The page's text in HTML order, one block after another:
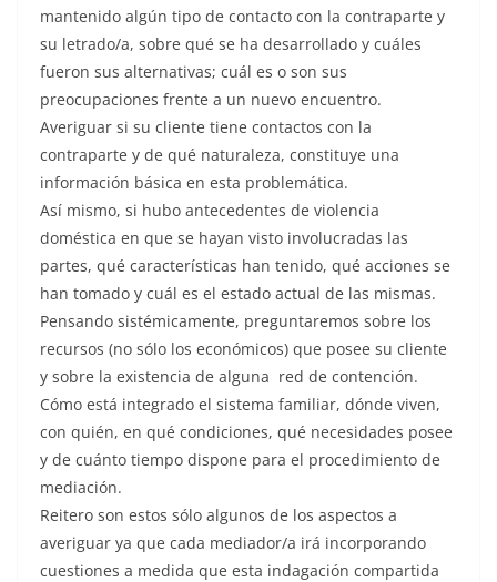
mantenido algún tipo de contacto con la contraparte y
su letrado/a, sobre qué se ha desarrollado y cuáles
fueron sus alternativas; cuál es o son sus
preocupaciones frente a un nuevo encuentro.
Averiguar si su cliente tiene contactos con la
contraparte y de qué naturaleza, constituye una
información básica en esta problemática.
Así mismo, si hubo antecedentes de violencia
doméstica en que se hayan visto involucradas las
partes, qué características han tenido, qué acciones se
han tomado y cuál es el estado actual de las mismas.
Pensando sistémicamente, preguntaremos sobre los
recursos (no sólo los económicos) que posee su cliente
y sobre la existencia de alguna red de contención.
Cómo está integrado el sistema familiar, dónde viven,
con quién, en qué condiciones, qué necesidades posee
y de cuánto tiempo dispone para el procedimiento de
mediación.
Reitero son estos sólo algunos de los aspectos a
averiguar ya que cada mediador/a irá incorporando
cuestiones a medida que esta indagación compartida